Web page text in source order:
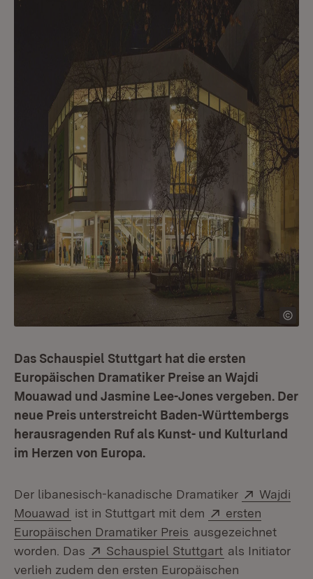
Das Schauspiel Stuttgart hat die ersten
Europäischen Dramatiker Preise an Wajdi
Mouawad und Jasmine Lee-Jones vergeben. Der
neue Preis unterstreicht Baden-Württembergs
herausragenden Ruf als Kunst- und Kulturland
im Herzen von Europa.
Der libanesisch-kanadische Dramatiker Extern:
Wajdi
Mouawad (Öffnet in neuem Fenster)
ist in Stuttgart mit dem Extern:
ersten
Europäischen Dramatiker Preis (Öffnet in neuem
ausgezeichnet
worden. Das
Extern:
Schauspiel Stuttgart (Öffnet in
als Initiator
verlieh zudem den ersten Europäischen